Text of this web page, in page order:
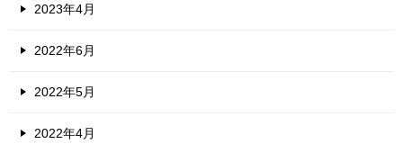
2023年4月
2022年6月
2022年5月
2022年4月